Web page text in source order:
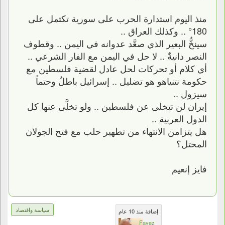
منذ اليوم استدارة الحرب على سورية تكتمل على
180° .. وكذلك العراق ..
سينخُّ البعير الذي صعَّد عدوانه في اليمن .. وقطوف
النصر دانيةٌ .. لا حل في اليمن مع الفار الشرعي ..
أي كلام أو تحركات لحل عادل لقضية فلسطين مع
حكومة نتنياهو هو تضليل .. إسرائيل باطلٌ وحتماً
سيزول ..
إيران لن تتخلى عن فلسطين .. ولو تخلَّى عنها كل
الدول العربية ..
هل يتزامن الانتهاء من تطهير حلب مع فتح الجولان
المحتل؟
فايز إنعيم
سياسة واقتصاد
إضافة منذ 10 عام
Fayez